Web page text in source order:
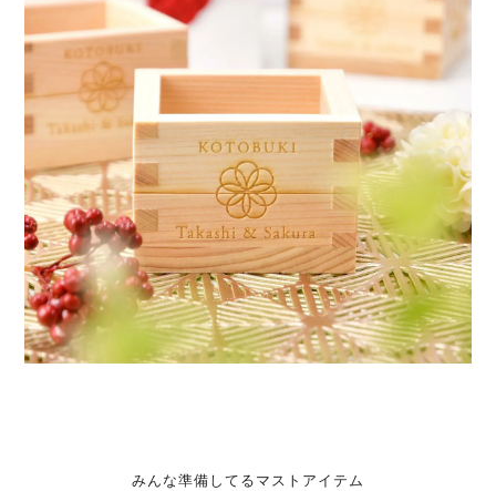
みんな準備してるマストアイテム